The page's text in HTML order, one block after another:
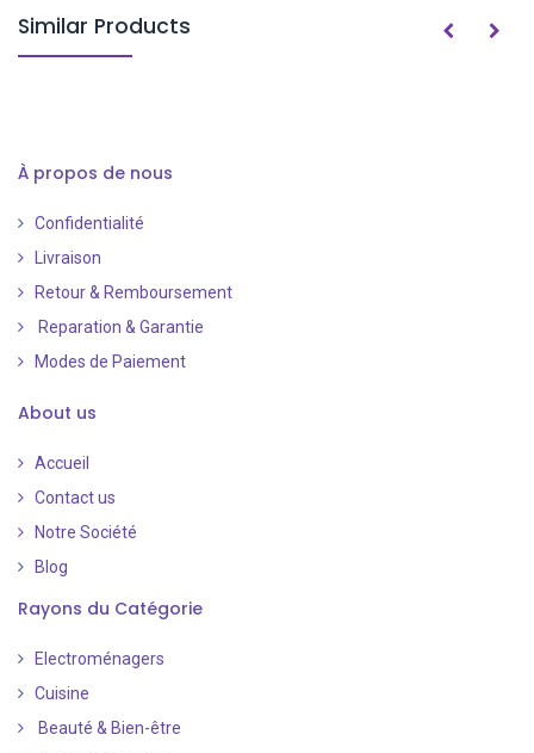
Similar Products
À propos de nous
Confidentialité
Livraison
Retour & Remboursement
Reparation & Garantie
Modes de Paiement
About us
Accueil
Contact us
Notre Société
Blog
Rayons du Catégorie
Electroménagers
Cuisine
Beauté & Bien-être